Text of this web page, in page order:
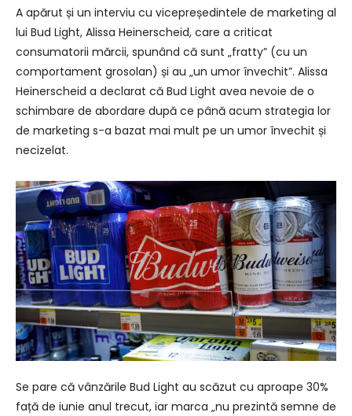
A apărut și un interviu cu vicepreședintele de marketing al
lui Bud Light, Alissa Heinerscheid, care a criticat
consumatorii mărcii, spunând că sunt „fratty” (cu un
comportament grosolan) și au „un umor învechit”. Alissa
Heinerscheid a declarat că Bud Light avea nevoie de o
schimbare de abordare după ce până acum strategia lor
de marketing s-a bazat mai mult pe un umor învechit și
necizelat.
Se pare că vânzările Bud Light au scăzut cu aproape 30%
față de iunie anul trecut, iar marca „nu prezintă semne de